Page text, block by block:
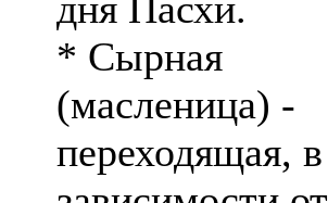
* Сырная
(масленица) -
переходящая, в